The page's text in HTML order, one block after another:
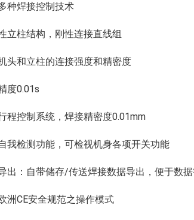
种焊接控制技术
立柱结构，刚性连接直线组
头和立柱的连接强度和精密度
度0.01s
程控制系统，焊接精密度0.01mm
我检测功能，可检视机身各项开关功能
出：自带储存/传送焊接数据导出，便于数
洲CE安全规范之操作模式